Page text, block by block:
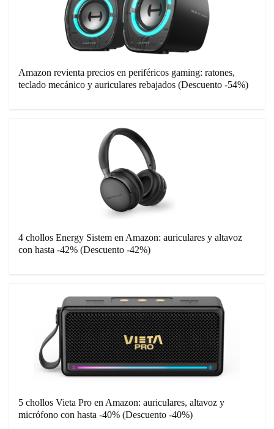
Amazon revienta precios en periféricos gaming: ratones,
teclado mecánico y auriculares rebajados (Descuento -54%)
4 chollos Energy Sistem en Amazon: auriculares y altavoz
con hasta -42% (Descuento -42%)
5 chollos Vieta Pro en Amazon: auriculares, altavoz y
micrófono con hasta -40% (Descuento -40%)